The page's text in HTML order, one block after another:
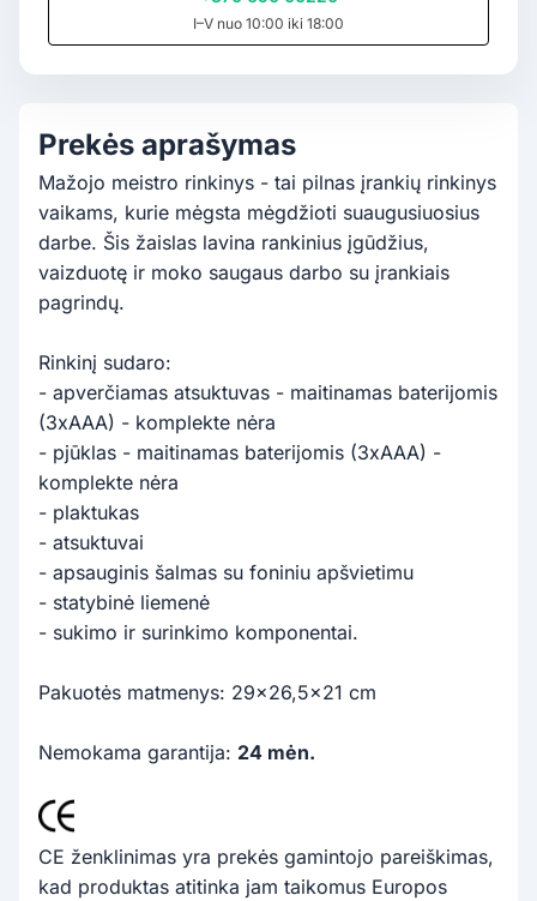
I–V nuo 10:00 iki 18:00
Prekės aprašymas
Mažojo meistro rinkinys - tai pilnas įrankių rinkinys
vaikams, kurie mėgsta mėgdžioti suaugusiuosius
darbe. Šis žaislas lavina rankinius įgūdžius,
vaizduotę ir moko saugaus darbo su įrankiais
pagrindų.
Rinkinį sudaro:
- apverčiamas atsuktuvas - maitinamas baterijomis
(3xAAA) - komplekte nėra
- pjūklas - maitinamas baterijomis (3xAAA) -
komplekte nėra
- plaktukas
- atsuktuvai
- apsauginis šalmas su foniniu apšvietimu
- statybinė liemenė
- sukimo ir surinkimo komponentai.
Pakuotės matmenys: 29x26,5x21 cm
Nemokama garantija: 24 mėn.
CE ženklinimas yra prekės gamintojo pareiškimas,
kad produktas atitinka jam taikomus Europos